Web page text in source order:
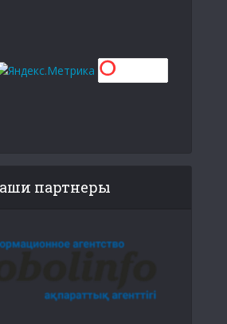
партнеры